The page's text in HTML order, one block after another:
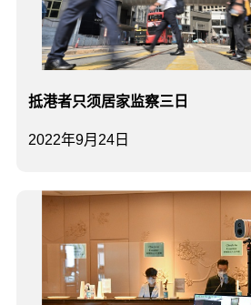
2022年9月24日
抵港者只须居家监察三日